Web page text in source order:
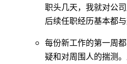
职头几天，我就对公
后续任职经历基本都与
每份新工作的第一周
疑和对周围人的揣测